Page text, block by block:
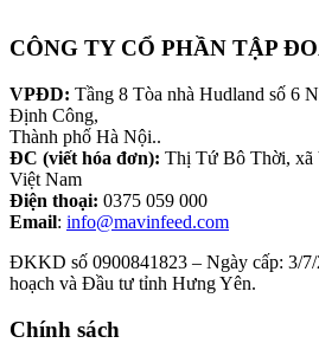
CÔNG TY CỔ PHẦN TẬP
VPĐD: Tầng 8 Tòa nhà Hudland số 6
Định Công,
Thành phố Hà Nội..
ĐC (viết hóa đơn): Thị Tứ Bô Thời, xã
Việt Nam
Điện thoại: 0375 059 000
Email: info@mavinfeed.com
ĐKKD số 0900841823 – Ngày cấp: 3/
hoạch và Đầu tư tỉnh Hưng Yên.
Chính sách